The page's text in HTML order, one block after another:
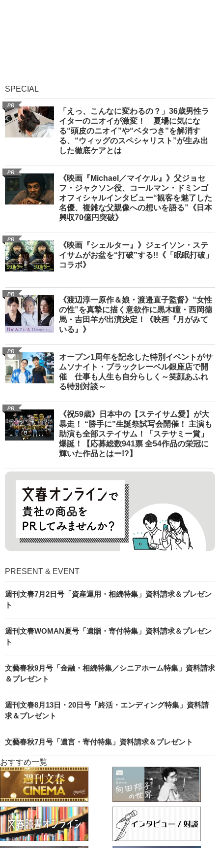
SPECIAL
PR
「えっ、こんなに変わるの？」36歳男性ラ
イターのニオイが激変！ 夏場に気にな
る“頭皮のニオイ”や“ベタつき”を解消す
る、“ウィッグのスペシャリスト”が生み出
した徹底ケアとは
PR
《映画『Michael／マイケル』》父ジョセ
フ・ジャクソン役、コールマン・ドミンゴ
オフィシャルインタビュー“観客を魅了した
名優、複雑な父親像への想いを語る”《日本
興収70億円突破》
PR
《映画『シェルター』》ジェイソン・ステ
イサムがお盆を“打破”する!!《「眠眠打破」
コラボ》
PR
《渡辺淳一原作＆娘・渡邉直子監督》“女性
の性”を真摯に描く意欲作に黒木瞳・西岡德
馬・吉田羊が出演決定！《映画『月がみて
いる』》
PR
オープン1周年を記念した特別イベントがサ
ムソナイト・ブラックレーベル銀座店で開
催 仕事も人生も自分らしく～笑顔あふれ
る特別対談～
PR
《祝59歳》日本中の【ステイサム愛】が大
暴走！ “勝手に”生誕祭試写会開催！ 主演も
助演も全部ステイサム！「ステサミー賞」
爆誕！【応募総数941票 全54作品の栄冠に
輝いた作品とはー!?】
PRESENT & EVENT
週刊文春7月2日号「資産運用・相続特集」資料請求＆プレゼン
ト
週刊文春WOMAN夏号「遺贈・寄付特集」資料請求＆プレゼン
ト
文藝春秋9月号「金融・相続特集／シニアホーム特集」資料請求
＆プレゼント
週刊文春8月13日・20日号「終活・エンディング特集」資料請
求＆プレゼント
文藝春秋7月号「遺言・寄付特集」資料請求＆プレゼント
おすすめ一覧